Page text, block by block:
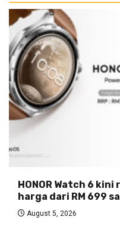
HONOR Watch 6
harga dari RM 699
August 5, 2026